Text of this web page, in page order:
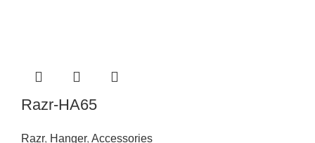
Razr-HA65
Razr, Hanger, Accessories